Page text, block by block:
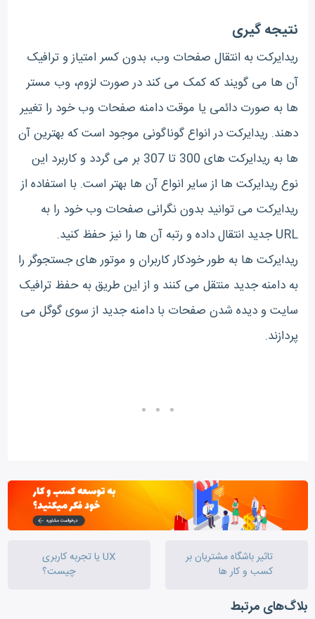
نتیجه گیری
ریدایرکت به انتقال صفحات وب، بدون کسر امتیاز و ترافیک
آن ها می گویند که کمک می کند در صورت لزوم، وب مستر
ها به صورت دائمی یا موقت دامنه صفحات وب خود را تغییر
دهند. ریدایرکت در انواع گوناگونی موجود است که بهترین آن
ها به ریدایرکت های 300 تا 307 بر می گردد و کاربرد این
نوع ریدایرکت ها از سایر انواع آن ها بهتر است. با استفاده از
ریدایرکت می توانید بدون نگرانی صفحات وب خود را به
URL جدید انتقال داده و رتبه آن ها را نیز حفظ کنید.
ریدایرکت ها به طور خودکار کاربران و موتور های جستجوگر را
به دامنه جدید منتقل می کنند و از این طریق به حفظ ترافیک
سایت و دیده شدن صفحات با دامنه جدید از سوی گوگل می
پردازند.
تاثیر باشگاه مشتریان بر
کسب و کار ها
UX یا تجربه کاربری
چیست؟
بلاگ‌های مرتبط